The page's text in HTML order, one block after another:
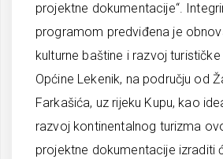
projektne dokumentacije“.
programom predviđena je
kulturne baštine i razvoj
Općine Lekenik, na području od
Farkašića, uz rijeku Kupu, kao
razvoj kontinentalnog turizma
projektne dokumentacije izraditi